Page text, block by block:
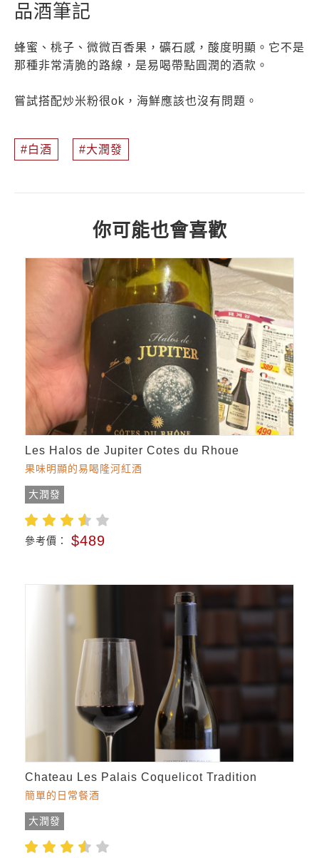
品酒筆記
蜂蜜、桃子、微微百香果，礦石感，酸度明顯。它不是
那種非常清脆的路線，是易喝帶點圓潤的酒款。
嘗試搭配炒米粉很ok，海鮮應該也沒有問題。
白酒 大潤發
你可能也會喜歡
Les Halos de Jupiter Cotes du Rhoue
果味明顯的易喝隆河紅酒
大潤發
參考價： $489
Chateau Les Palais Coquelicot Tradition
簡單的日常餐酒
大潤發